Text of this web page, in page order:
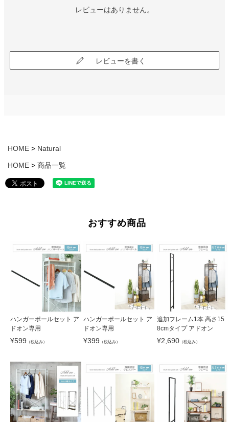
レビューはありません。
レビューを書く
HOME Natural
HOME 商品一覧
おすすめ商品
ハンガーポールセット ア
ドオン専用
¥599 （税込み）
ハンガーポールセット ア
ドオン専用
¥399 （税込み）
追加フレーム1本 高さ15
8cmタイプ アドオン
¥2,690（税込み）